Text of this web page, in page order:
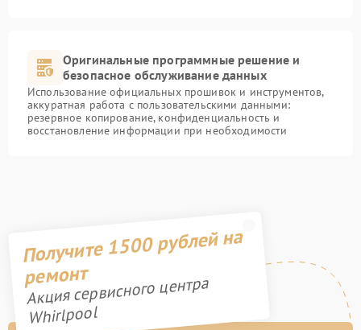
Оригинальные программные решение и
безопасное обслуживание данных
Использование официальных прошивок и инструментов,
аккуратная работа с пользовательскими данными:
резервное копирование, конфиденциальность и
восстановление информации при необходимости
Получите 1500 рублей на
ремонт
Акция сервисного центра
Whirlpool